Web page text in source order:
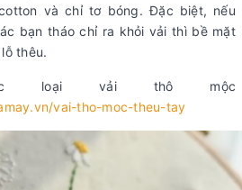
và chỉ tơ bóng. Đặc biệt, nếu
bạn tháo chỉ ra khỏi vải thì bề mặt
thêu.
loại vải thô mộc
vai-tho-moc-theu-tay